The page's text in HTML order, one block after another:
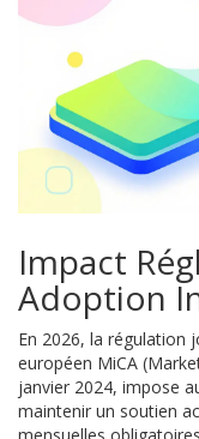
Impact
Adoption
En 2026, la régulation
européen MiCA
janvier 2024, impose
maintenir un soutien